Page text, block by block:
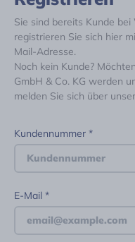
Sie sind bereits Kunde
registrieren Sie sich hier
Mail-Adresse.
Noch kein Kunde?
GmbH & Co. KG werden
melden Sie sich über unser
Kundennummer
E-Mail